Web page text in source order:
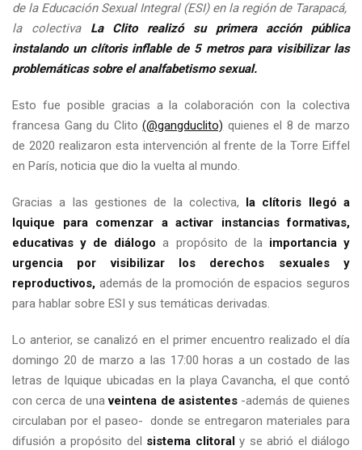
de la Educación Sexual Integral (ESI) en la región de Tarapacá,
la colectiva La Clito realizó su primera acción pública
instalando un clítoris inflable de 5 metros para visibilizar las
problemáticas sobre el analfabetismo sexual.
Esto fue posible gracias a la colaboración con la colectiva
francesa Gang du Clito(@gangduclito) quienes el 8 de marzo
de 2020 realizaron esta intervención al frente de la Torre Eiffel
en París, noticia que dio la vuelta al mundo.
Gracias a las gestiones de la colectiva, la clítoris llegó a
Iquique para comenzar a activar instancias formativas,
educativas y de diálogo a propósito de la importancia y
urgencia por visibilizar los derechos sexuales y
reproductivos, además de la promoción de espacios seguros
para hablar sobre ESI y sus temáticas derivadas.
Lo anterior, se canalizó en el primer encuentro realizado el día
domingo 20 de marzo a las 17:00 horas a un costado de las
letras de Iquique ubicadas en la playa Cavancha, el que contó
con cerca de unaveintena de asistentes -además de quienes
circulaban por el paseo- donde se entregaron materiales para
difusión a propósito del sistema clitoral y se abrió el diálogo